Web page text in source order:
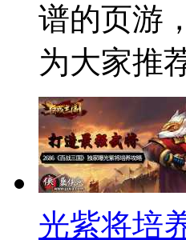
谱的页游
为大家推
光紫将培